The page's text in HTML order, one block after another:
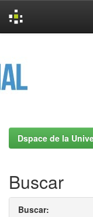
Dspace de la
Buscar
Buscar: